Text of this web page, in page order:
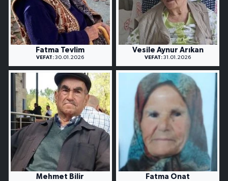
Fatma Tevlim
VEFAT: 30.01.2026
Vesile Aynur Arıkan
VEFAT: 31.01.2026
Mehmet Bilir Fatma Onat